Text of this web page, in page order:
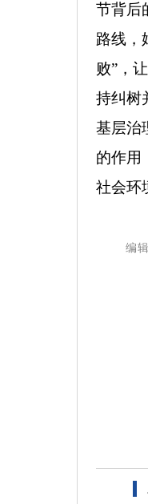
节背后
路线，
败”，
持纠树
基层治
的作用
社会环
编